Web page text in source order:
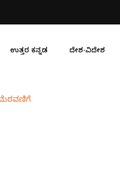
ಉತ್ತರ ಕನ್ನಡ ದೇಶ-ವಿದೇಶ
ಮೆರವಣಿಗೆ